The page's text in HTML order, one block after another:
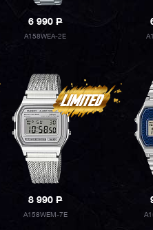
6 990P
A158WEA-2E
8 990P
A158WEM-7E